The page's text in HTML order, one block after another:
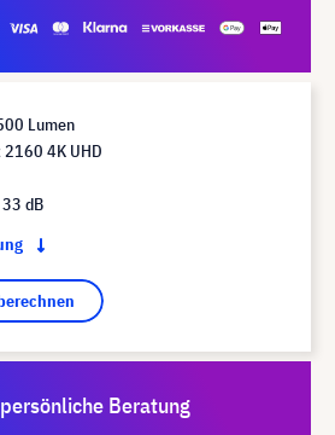
Lumen
4K UHD
dB
Beratung